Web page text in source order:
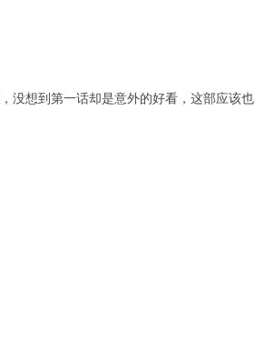
没想到第一话却是意外的好看，这部应该也